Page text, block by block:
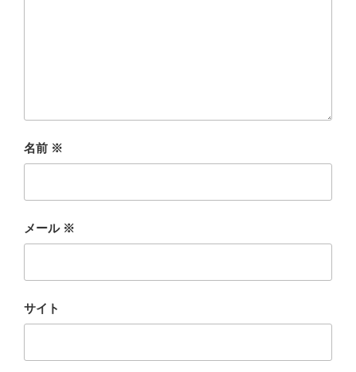
名前 ※
メール ※
サイト